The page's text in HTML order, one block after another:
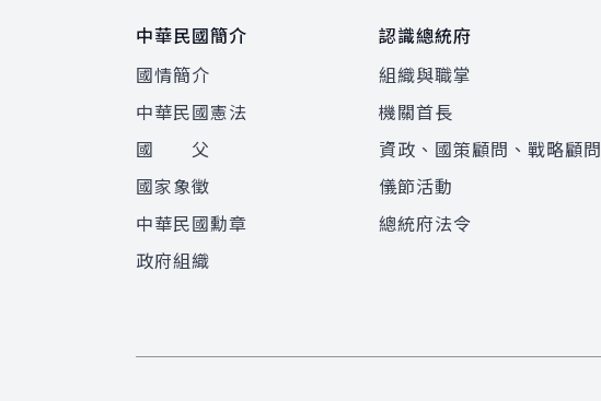
中華民國簡介
國情簡介
中華民國憲法
國 父
國家象徵
中華民國勳章
政府組織
認識總統府
組織與職掌
機關首長
資政、國策顧問、戰略顧問
儀節活動
總統府法令